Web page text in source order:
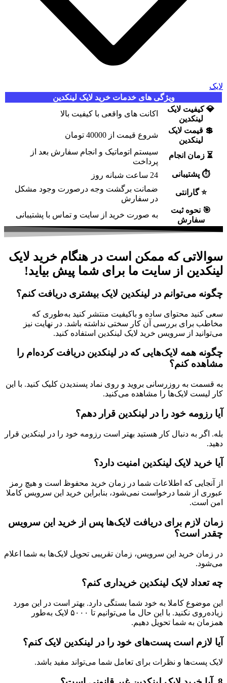
ویژگی های خدمات خرید لایک لینکدین
کیفیت لایک
لینکدین
اکانت های واقعی با کیفیت بالا
قیمت لایک
لینکدین
شروع قیمت از 40000 تومان
زمان انجام
سیستم اتوماتیک و انجام سفارش بعد از
پرداخت
پشتیبانی
24 ساعت شبانه روز
گارانتی
ضمانت برگشت وجه درصورت وجود مشکل
در سفارش
نحوه ثبت
سفارش
به صورت خرید از سایت و تماس با پشتیبانی
که ممکن است در هنگام خرید لایک
از سایت ما برای شما پیش بیاید!
می‌توانم در لینکدین لایک بیشتری دریافت کنم؟
محتوای ساده و باکیفیت منتشر کنید به‌طوری که
برای بررسی آن‌ کار سختی نداشته باشد. در نهایت نیز
از سرویس خرید لایک لینکدین استفاده کنید.
همه لایک‌هایی که در لینکدین دریافت کرده‌ام را
کنم؟
به‌ روزرسانی بروید و روی نماد پسندیدن کلیک کنید. با این
لایک‌ها را مشاهده می‌کنید.
خود را در لینکدین قرار دهم؟
به‌ دنبال کار هستید بهتر است رزومه خود را در لینکدین قرار
لایک لینکدین امنیت دارد؟
که اطلاعات شما در زمان خرید محفوظ است و هیچ رمز
از شما درخواست نمی‌شود، بنابراین خرید این سرویس کاملا
لازم برای دریافت لایک‌ها پس از خرید این سرویس
است؟
خرید این سرویس، زمان تقریبی تحویل لایک‌ها به شما اعلام
لایک لینکدین خریداری کنم؟
کاملا به خود شما بستگی دارد. بهتر است در این مورد
زیاده‌روی نکنید. با این حال ما می‌توانیم تا ۵۰۰۰ لایک به‌طور
به شما تحویل دهیم.
است پست‌های خود را در لینکدین لایک کنم؟
و نظرات برای تعامل شما می‌تواند مفید باشد.